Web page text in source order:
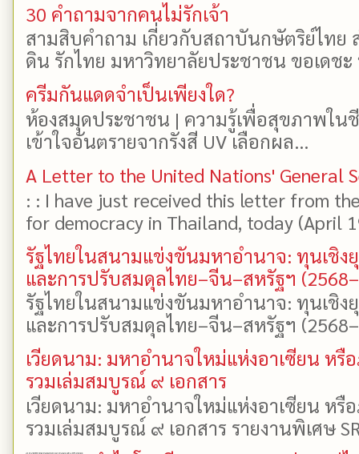
30 คำถามจากคนไม่รักเจ้า
สามสิบคำถาม เกี่ยวกับสถาบันกษัตริย์ไทย
ดิน รักไทย มหาวิทยาลัยประชาชน ขอเดช
ครีมกันแดดจำเป็นเพียงใด?
ห้องสมุดประชาชน | ความรู้เพื่อสุขภาพใน
เข้าใจอันตรายจากรังสี UV เลือกผล...
A Letter to the United Nations' General
: : I have just received this letter from
for democracy in Thailand, today (April
รัฐไทยในสนามแข่งขันมหาอำนาจ: ทุนเชิง
และการปรับสมดุลไทย–จีน–สหรัฐฯ
รัฐไทยในสนามแข่งขันมหาอำนาจ: ทุนเชิง
และการปรับสมดุลไทย–จีน–สหรัฐฯ
เวียดนาม: มหาอำนาจใหม่แห่งอาเซียน ห
รวมเล่มสมบูรณ์ ๙ เอกสาร
เวียดนาม: มหาอำนาจใหม่แห่งอาเซียน ห
รวมเล่มสมบูรณ์ ๙ เอกสาร รายงานพิเศษ